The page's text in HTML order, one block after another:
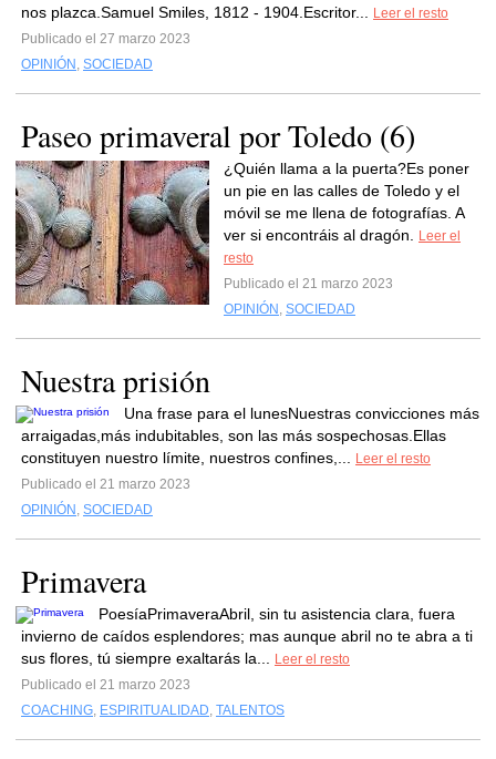
nos plazca.Samuel Smiles, 1812 - 1904.Escritor...
Leer el resto
Publicado el 27 marzo 2023
OPINIÓN , SOCIEDAD
Paseo primaveral por Toledo (6)
¿Quién llama a la puerta?Es poner
un pie en las calles de Toledo y el
móvil se me llena de fotografías. A
ver si encontráis al dragón.
Leer el
resto
Publicado el 21 marzo 2023
OPINIÓN , SOCIEDAD
Nuestra prisión
Una frase para el lunesNuestras convicciones más
arraigadas,más indubitables, son las más sospechosas.Ellas
constituyen nuestro límite, nuestros confines,...
Leer el resto
Publicado el 21 marzo 2023
OPINIÓN , SOCIEDAD
Primavera
PoesíaPrimaveraAbril, sin tu asistencia clara, fuera
invierno de caídos esplendores; mas aunque abril no te abra a ti
sus flores, tú siempre exaltarás la...
Leer el resto
Publicado el 21 marzo 2023
COACHING, ESPIRITUALIDAD, TALENTOS